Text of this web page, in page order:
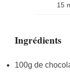
15
Ingrédients
100g de